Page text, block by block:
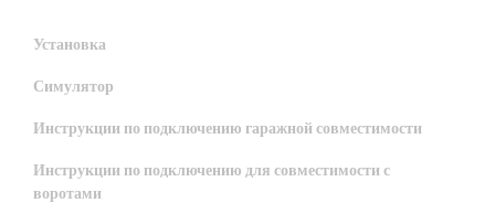
Установка
Симулятор
Инструкции по подключению гаражной совместимости
Инструкции по подключению для совместимости с
воротами